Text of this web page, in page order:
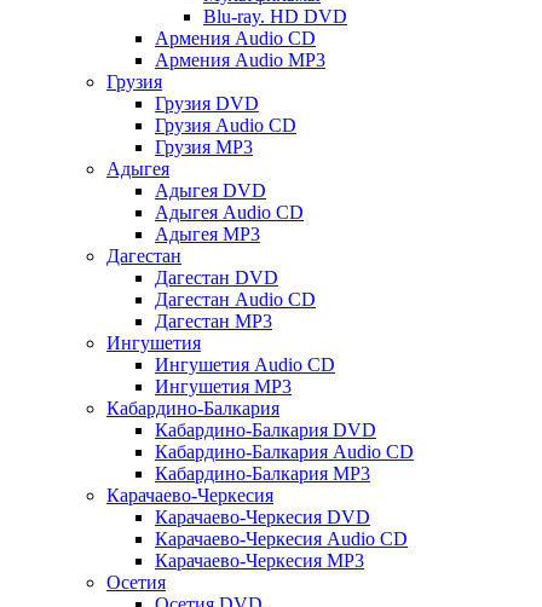
Blu-ray. HD DVD
Армения Audio CD
Армения Audio MP3
Грузия
Грузия DVD
Грузия Audio CD
Грузия MP3
Адыгея
Адыгея DVD
Адыгея Audio CD
Адыгея MP3
Дагестан
Дагестан DVD
Дагестан Audio CD
Дагестан MP3
Ингушетия
Ингушетия Audio CD
Ингушетия MP3
Кабардино-Балкария
Кабардино-Балкария DVD
Кабардино-Балкария Audio CD
Кабардино-Балкария MP3
Карачаево-Черкесия
Карачаево-Черкесия DVD
Карачаево-Черкесия Audio CD
Карачаево-Черкесия MP3
Осетия